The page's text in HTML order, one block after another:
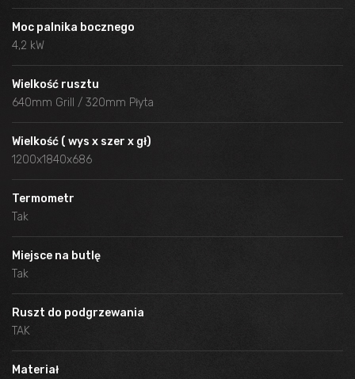
Moc palnika bocznego
4,2 kW
Wielkość rusztu
640mm Grill / 320mm Płyta
Wielkość ( wys x szer x gł)
1200x1840x686
Termometr
Tak
Miejsce na butlę
Tak
Ruszt do podgrzewania
TAK
Materiał